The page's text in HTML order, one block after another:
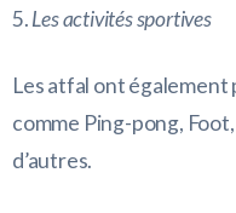
5.Les activités sportives
Les atfal ont
comme Ping-pong,
d’autres.